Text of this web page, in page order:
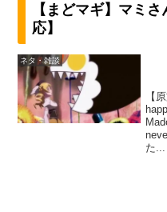
【まどマギ】マミ
応】
ネタ・雑談
【
た...